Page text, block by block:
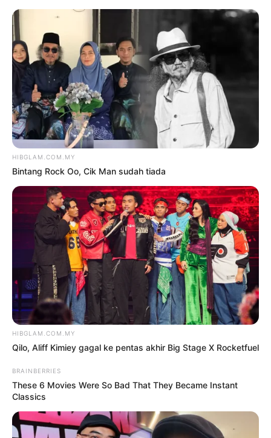
TAG:NOH HEE-KYUNG
Daebak Hiburan
SONG HYE-KYO, NOH HEE-
KYUNG KEMBALI MENYATU?
NOR SAIDI
3 April 2024